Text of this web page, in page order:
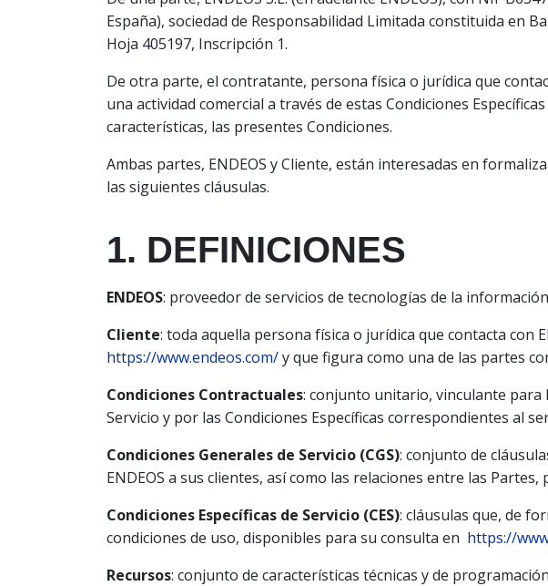
España), sociedad de Responsabilidad Limitada constituida en
Hoja 405197, Inscripción 1.
De otra parte, el contratante, persona física o jurídica que
una actividad comercial a través de estas Condiciones
características, las presentes Condiciones.
Ambas partes, ENDEOS y Cliente, están interesadas en
las siguientes cláusulas.
1. DEFINICIONES
ENDEOS: proveedor de servicios de tecnologías de la
Cliente: toda aquella persona física o jurídica que contacta con
https://www.endeos.com/y que figura como una de las partes
Condiciones Contractuales: conjunto unitario, vinculante para
Servicio y por las Condiciones Específicas correspondientes al
Condiciones Generales de Servicio (CGS): conjunto de
ENDEOS a sus clientes, así como las relaciones entre las Partes,
Condiciones Específicas de Servicio (CES): cláusulas que, de
condiciones de uso, disponibles para su consulta en https://
Recursos: conjunto de características técnicas y de